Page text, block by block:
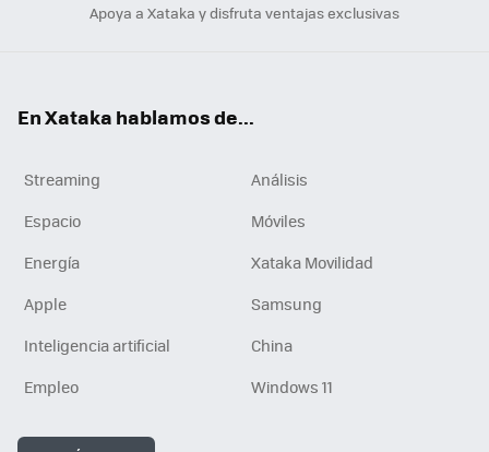
Apoya a Xataka y disfruta ventajas exclusivas
En Xataka hablamos de...
Streaming
Análisis
Espacio
Móviles
Energía
Xataka Movilidad
Apple
Samsung
Inteligencia artificial
China
Empleo
Windows 11